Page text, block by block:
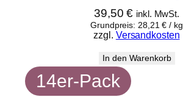
39,50€ inkl. MwSt.
Grundpreis: 28,21€ / kg
zzgl. Versandkosten
In den Warenkorb
14er-Pack